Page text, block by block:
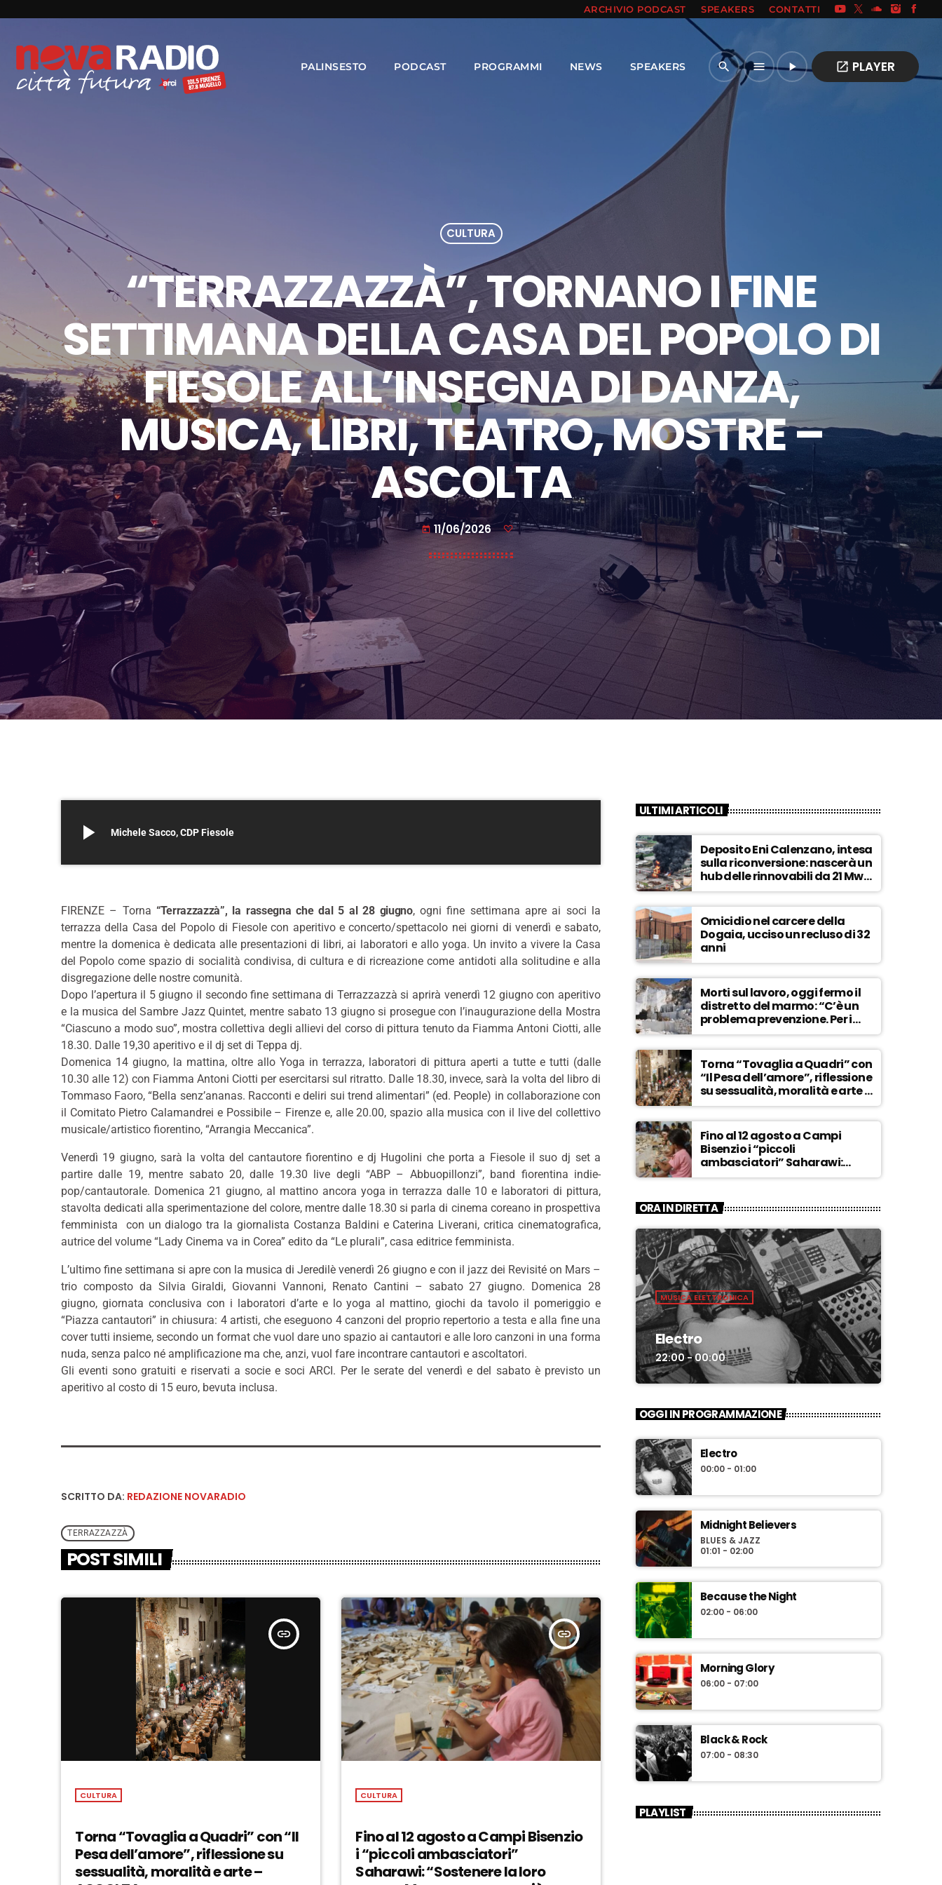
ARCHIVIO PODCAST SPEAKERS CONTATTI
PALINSESTO PODCAST PROGRAMMI NEWS SPEAKERS search menu play_arrow open_in_new PLAYER
CULTURA
“TERRAZZAZZÀ”, TORNANO I FINE
SETTIMANA DELLA CASA DEL POPOLO DI
FIESOLE ALL’INSEGNA DI DANZA,
MUSICA, LIBRI, TEATRO, MOSTRE –
ASCOLTA
today 11/06/2026
play_arrow Michele Sacco, CDP Fiesole
FIRENZE – Torna “Terrazzazzà”, la rassegna che dal 5 al 28 giugno, ogni fine settimana apre ai soci la
terrazza della Casa del Popolo di Fiesole con aperitivo e concerto/spettacolo nei giorni di venerdì e sabato,
mentre la domenica è dedicata alle presentazioni di libri, ai laboratori e allo yoga. Un invito a vivere la Casa
del Popolo come spazio di socialità condivisa, di cultura e di ricreazione come antidoti alla solitudine e alla
disgregazione delle nostre comunità.
Dopo l’apertura il 5 giugno il secondo fine settimana di Terrazzazzà si aprirà venerdì 12 giugno con aperitivo
e la musica del Sambre Jazz Quintet, mentre sabato 13 giugno si prosegue con l’inaugurazione della Mostra
“Ciascuno a modo suo”, mostra collettiva degli allievi del corso di pittura tenuto da Fiamma Antoni Ciotti, alle
18.30. Dalle 19,30 aperitivo e il dj set di Teppa dj.
Domenica 14 giugno, la mattina, oltre allo Yoga in terrazza, laboratori di pittura aperti a tutte e tutti (dalle
10.30 alle 12) con Fiamma Antoni Ciotti per esercitarsi sul ritratto. Dalle 18.30, invece, sarà la volta del libro di
Tommaso Faoro, “Bella senz’ananas. Racconti e deliri sui trend alimentari” (ed. People) in collaborazione con
il Comitato Pietro Calamandrei e Possibile – Firenze e, alle 20.00, spazio alla musica con il live del collettivo
musicale/artistico fiorentino, “Arrangia Meccanica”.
Venerdì 19 giugno, sarà la volta del cantautore fiorentino e dj Hugolini che porta a Fiesoleil suo dj set a
partire dalle 19, mentre sabato 20, dalle 19.30 live degli “ABP – Abbuopillonzi”, band fiorentina indie-
pop/cantautorale. Domenica 21 giugno, al mattino ancora yoga in terrazza dalle 10 e laboratori di pittura,
stavolta dedicati alla sperimentazione del colore, mentre dalle 18.30 si parla di cinema coreano in prospettiva
femminista con un dialogo tra la giornalista Costanza Baldini e Caterina Liverani, critica cinematografica,
autrice del volume “Lady Cinema va in Corea” edito da “Le plurali”, casa editrice femminista.
L’ultimo fine settimana si apre con la musica di Jeredilè venerdì 26 giugno e con il jazz dei Revisité on Mars –
trio composto da Silvia Giraldi, Giovanni Vannoni, Renato Cantini – sabato 27 giugno. Domenica 28
giugno, giornata conclusiva con i laboratori d’arte e lo yoga al mattino, giochi da tavolo il pomeriggio e
“Piazza cantautori” in chiusura: 4 artisti, che eseguono 4 canzoni del proprio repertorio a testa e alla fine una
cover tutti insieme, secondo un format che vuol dare uno spazio ai cantautori e alle loro canzoni in una forma
nuda, senza palco né amplificazione ma che, anzi, vuol fare incontrare cantautori e ascoltatori.
Gli eventi sono gratuiti e riservati a socie e soci ARCI. Per le serate del venerdì e del sabato è previsto un
aperitivo al costo di 15 euro, bevuta inclusa.
SCRITTO DA: REDAZIONE NOVARADIO
TERRAZZAZZÀ
POST SIMILI
insert_link
CULTURA
Torna “Tovaglia a Quadri” con “Il
Pesa dell’amore”, riflessione su
sessualità, moralità e arte –
insert_link
CULTURA
Fino al 12 agosto a Campi Bisenzio
i “piccoli ambasciatori”
Saharawi: “Sostenere la loro
ULTIMI ARTICOLI
Deposito Eni Calenzano, intesa
sulla riconversione: nascerà un
hub delle rinnovabili da 21 Mw –
ASCOLTA
Omicidio nel carcere della
Dogaia, ucciso un recluso di 32
anni
Morti sul lavoro, oggi fermo il
distretto del marmo: “C’è un
problema prevenzione. Per i
controlli, un solo ispettore” –
ASCOLTA
Torna “Tovaglia a Quadri” con
“Il Pesa dell’amore”, riflessione
su sessualità, moralità e arte –
ASCOLTA
Fino al 12 agosto a Campi
Bisenzio i “piccoli
ambasciatori” Saharawi:
“Sostenere la loro causa,
invadente” – ASCOLTA
ORA IN DIRETTA
MUSICA ELETTRONICA
Electro
22:00 - 00:00
OGGI IN PROGRAMMAZIONE
Electro
00:00 - 01:00
Midnight Believers
BLUES & JAZZ
01:01 - 02:00
Because the Night
02:00 - 06:00
Morning Glory
06:00 - 07:00
Black & Rock
07:00 - 08:30
PLAYLIST